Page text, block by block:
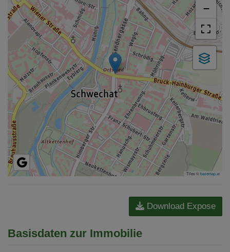
−
Tiles ©basemap.at
Download Expose
Basisdaten zur Immobilie